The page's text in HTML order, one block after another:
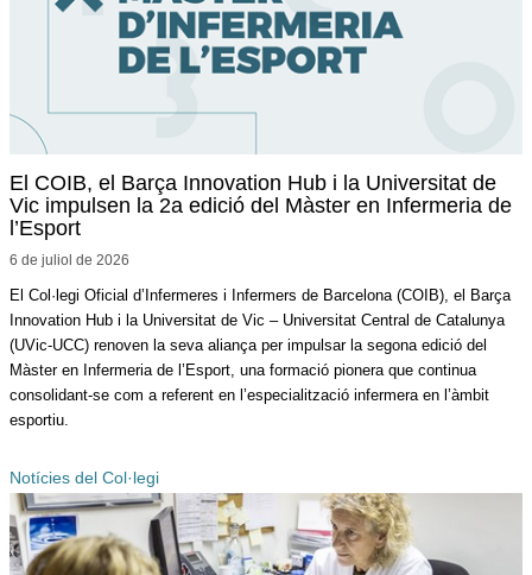
El COIB, el Barça Innovation Hub i la Universitat de
Vic impulsen la 2a edició del Màster en Infermeria de
l’Esport
6 de juliol de 2026
El Col·legi Oficial d’Infermeres i Infermers de Barcelona (COIB), el Barça
Innovation Hub i la Universitat de Vic – Universitat Central de Catalunya
(UVic-UCC) renoven la seva aliança per impulsar la segona edició del
Màster en Infermeria de l’Esport, una formació pionera que continua
consolidant-se com a referent en l’especialització infermera en l’àmbit
esportiu.
Notícies del Col·legi